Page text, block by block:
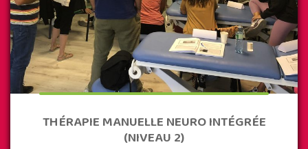
THÉRAPIE MANUELLE NEURO INTÉGRÉE
(NIVEAU 2)